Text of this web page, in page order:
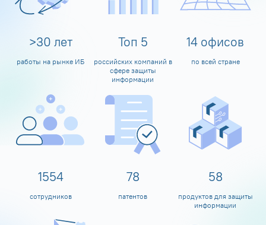
>30 лет
работы на рынке ИБ
Топ 5
российских компаний в
сфере защиты
информации
14 офисов
по всей стране
1600
сотрудников
80
патентов
60
продуктов для защиты
информации